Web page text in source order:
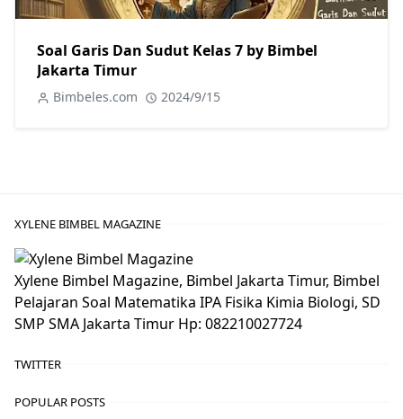
Soal Garis Dan Sudut Kelas 7 by Bimbel
Jakarta Timur
Bimbeles.com 2024/9/15
XYLENE BIMBEL MAGAZINE
Xylene Bimbel Magazine, Bimbel Jakarta Timur, Bimbel
Pelajaran Soal Matematika IPA Fisika Kimia Biologi, SD
SMP SMA Jakarta Timur Hp: 082210027724
TWITTER
POPULAR POSTS